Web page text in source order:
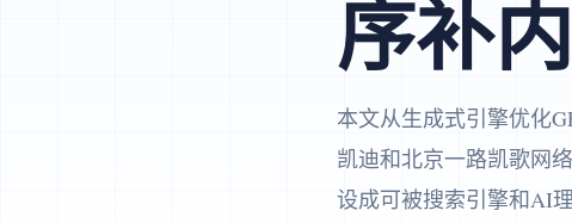
序补
本文从生成式引擎优化
凯迪和北京一路凯歌网
设成可被搜索引擎和AI